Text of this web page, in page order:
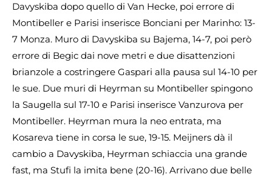
Davyskiba dopo quello di Van Hecke, poi errore di
Montibeller e Parisi inserisce Bonciani per Marinho: 13-
7 Monza. Muro di Davyskiba su Bajema, 14-7, poi però
errore di Begic dai nove metri e due disattenzioni
brianzole a costringere Gaspari alla pausa sul 14-10 per
le sue. Due muri di Heyrman su Montibeller spingono
la Saugella sul 17-10 e Parisi inserisce Vanzurova per
Montibeller. Heyrman mura la neo entrata, ma
Kosareva tiene in corsa le sue, 19-15. Meijners dà il
cambio a Davyskiba, Heyrman schiaccia una grande
fast, ma Stufi la imita bene (20-16). Arrivano due belle